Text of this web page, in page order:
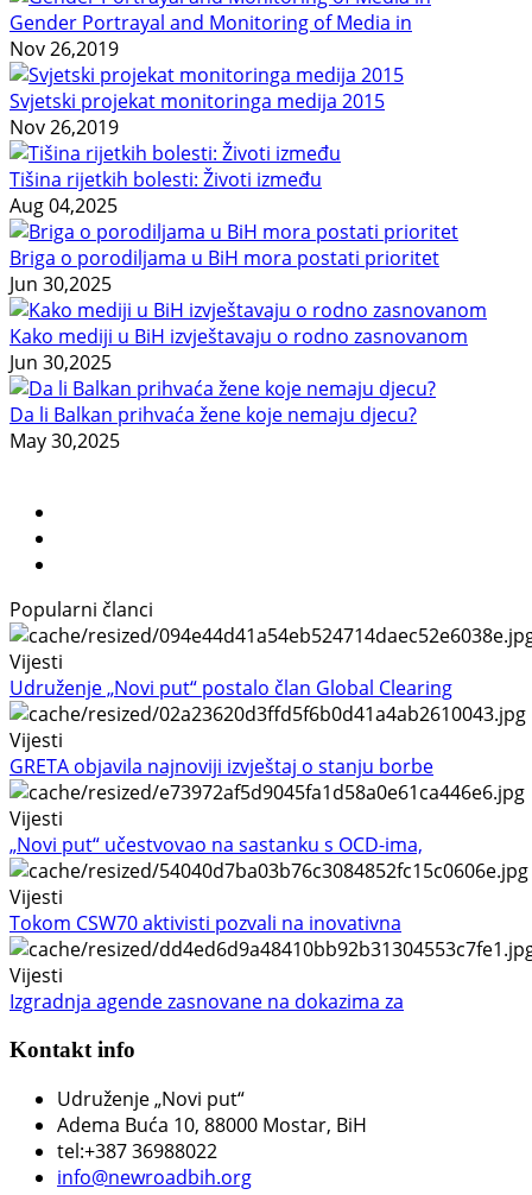
Gender Portrayal and Monitoring of Media in
Nov 26,2019
Svjetski projekat monitoringa medija 2015
Nov 26,2019
Tišina rijetkih bolesti: Životi između
Aug 04,2025
Briga o porodiljama u BiH mora postati prioritet
Jun 30,2025
Kako mediji u BiH izvještavaju o rodno zasnovanom
Jun 30,2025
Da li Balkan prihvaća žene koje nemaju djecu?
May 30,2025
Popularni članci
Vijesti
Udruženje „Novi put“ postalo član Global Clearing
Vijesti
GRETA objavila najnoviji izvještaj o stanju borbe
Vijesti
„Novi put“ učestvovao na sastanku s OCD-ima,
Vijesti
Tokom CSW70 aktivisti pozvali na inovativna
Vijesti
Izgradnja agende zasnovane na dokazima za
Kontakt info
Udruženje „Novi put“
Adema Buća 10, 88000 Mostar, BiH
tel:+387 36988022
info@newroadbih.org